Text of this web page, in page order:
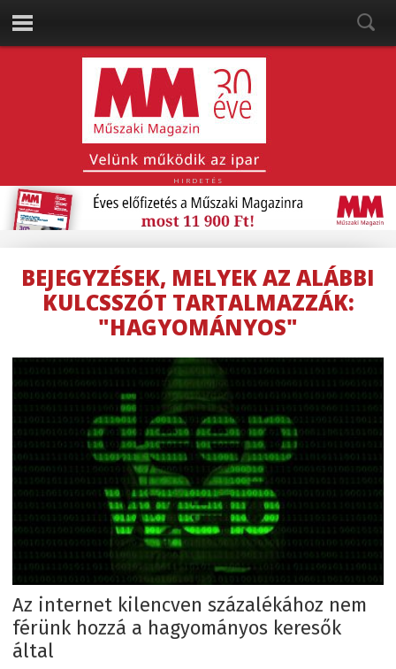
HIRDETÉS
BEJEGYZÉSEK, MELYEK AZ ALÁBBI
KULCSSZÓT TARTALMAZZÁK:
"HAGYOMÁNYOS"
Az internet kilencven százalékához nem
férünk hozzá a hagyományos keresők
által